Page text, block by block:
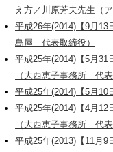
え方／川原芳夫先生（
平成26年(2014)【9月13
島屋 代表取締役）
平成25年(2014)【5月31
（大西恵子事務所 代表
平成25年(2014)【5月10
平成25年(2014)【4月12
（大西恵子事務所 代表
平成25年(2013)【11月